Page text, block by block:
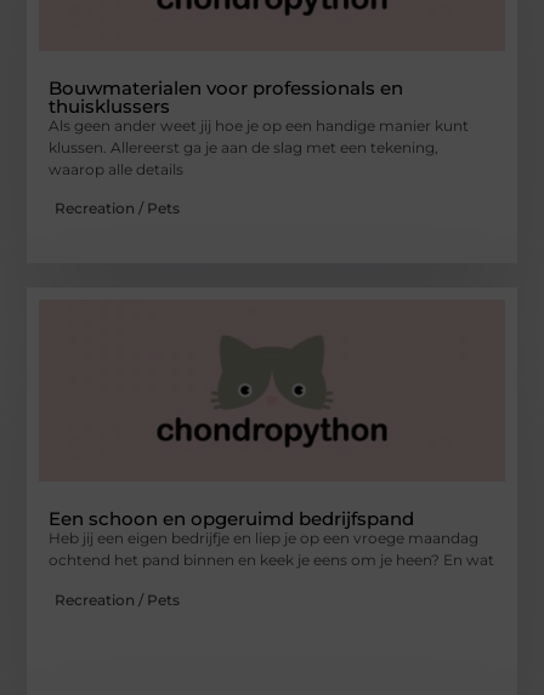
Bouwmaterialen voor professionals en
thuisklussers
Als geen ander weet jij hoe je op een handige manier kunt
klussen. Allereerst ga je aan de slag met een tekening,
waarop alle details
Recreation / Pets
Een schoon en opgeruimd bedrijfspand
Heb jij een eigen bedrijfje en liep je op een vroege maandag
ochtend het pand binnen en keek je eens om je heen? En wat
Recreation / Pets